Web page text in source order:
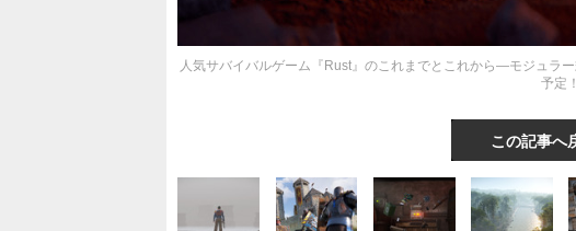
人気サバイバルゲーム『Rust』のこれまでとこれから―モジュラ
予定！
この記事へ